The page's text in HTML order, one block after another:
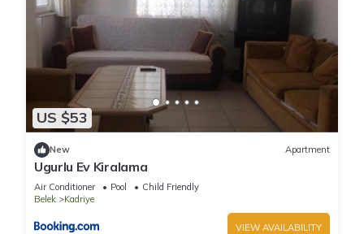
US $53
New Apartment
Ugurlu Ev Kiralama
Air Conditioner Pool
Child Friendly
Belek
Kadriye
VIEW AVAILABILITY